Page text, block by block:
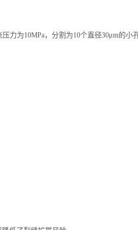
力为10MPa，分割为10个直径30μm的小